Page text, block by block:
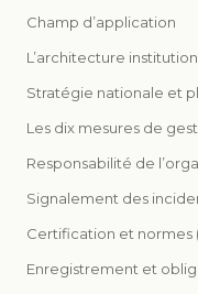
Champ d’application
L’architecture
Stratégie nationale et
Les dix mesures de
Responsabilité de
Signalement des
Certification et normes
Enregistrement et